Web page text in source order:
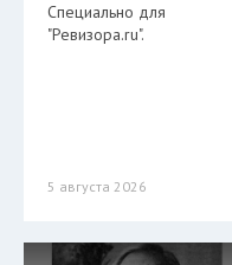
Специально для
"Ревизора.ru".
5 августа 2026